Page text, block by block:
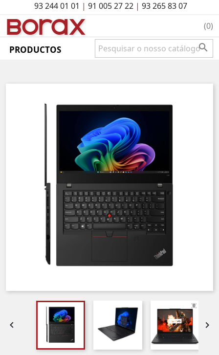
93 244 01 01 | 91 005 27 22| 93 265 83 07
BOrAx (0)
PRODUCTOS 
 